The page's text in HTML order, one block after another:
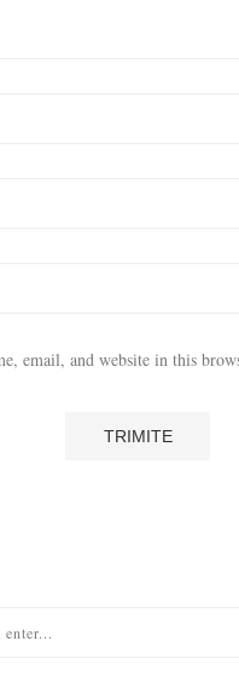
email, and website in this